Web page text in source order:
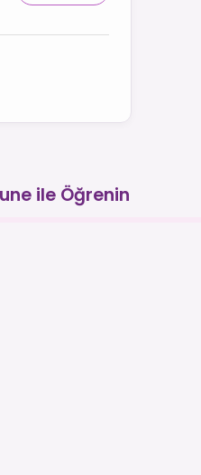
ile Öğrenin